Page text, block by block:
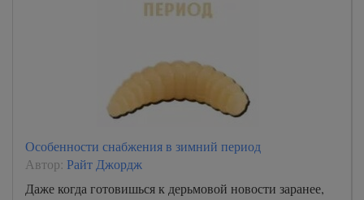
Особенности снабжения в зимний период
Автор: Райт Джордж
Даже когда готовишься к дерьмовой новости заранее,